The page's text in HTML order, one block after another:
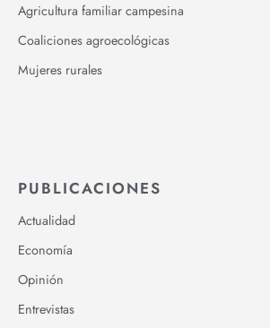
Agricultura familiar campesina
Coaliciones agroecológicas
Mujeres rurales
PUBLICACIONES
Actualidad
Economía
Opinión
Entrevistas